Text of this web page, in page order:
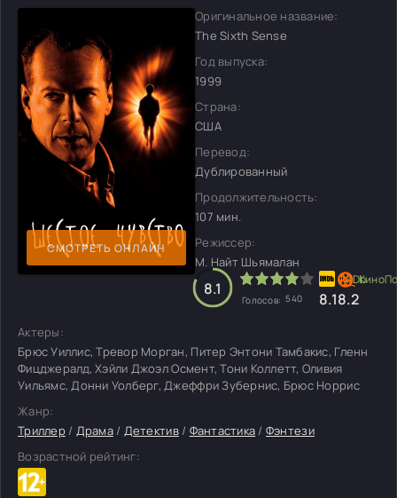
СМОТРЕТЬ ОНЛАЙН
Оригинальное название:
The Sixth Sense
Год выпуска:
1999
Страна:
США
Перевод:
Дублированный
Продолжительность:
107 мин.
Режиссер:
М. Найт Шьямалан
8.1
Голосов: 540 8.18.2
Актеры:
Брюс Уиллис, Тревор Морган, Питер Энтони Тамбакис, Гленн
Фицджералд, Хэйли Джоэл Осмент, Тони Коллетт, Оливия
Уильямс, Донни Уолберг, Джеффри Зубернис, Брюс Норрис
Жанр:
Триллер/ Драма/ Детектив/ Фантастика / Фэнтези
Возрастной рейтинг: